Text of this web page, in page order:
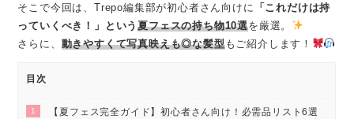
そこで今回は、Trepo編集部が初心者さん向けに
「これだけは持
っていくべき！」という夏フェスの持ち物10選を厳選。
さらに、 動きやすくて写真映えも◎な髪型もご紹介します！
目次
1 【夏フェス完全ガイド】初心者さん向け！必需品リスト6選